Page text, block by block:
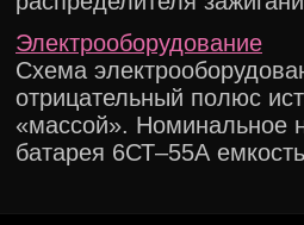
Электрооборудование
Схема
отрицательный полюс
«массой». Номинальное
батарея 6СТ–55А